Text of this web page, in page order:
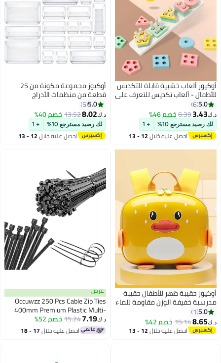
أوكيوز ألعاب خشبية قابلة للتكديس
للأطفال - ألعاب تكديس للتعرف على
الألوان والأشكال الهندسية | ألعاب
تعليمية لتنمية الطفولة المبكرة
للأطفال الصغار ومرحلة ما قبل
المدرسة
5.0
6
د.ك‏3.43
6.39خصم 46%
لك رصيد مسترجع 10% + 1
احصل عليه خلال 12 - 13
أوكيوز مجموعة مكونة من 25
قطعة من منظمات الأدراج
البلاستيكية الشفافة وحاويات
بلاستيكية لأدوات المطبخ وأدوات
المكياج
5.0
5
د.ك‏8.02
13.52خصم 40%
لك رصيد مسترجع 10% + 1
احصل عليه خلال 12 - 13
أوكيوز حقيبة ظهر للأطفال حقيبة
مدرسية خفيفة الوزن مقاومة للماء
على شكل بطة صفراء صغيرة
مناسبة للأطفال الذين يذهبون إلى
رياض الأطفال
5.0
1
د.ك‏8.65
15.14خصم 42%
احصل عليه خلال 12 - 13
عرض
Occuwzz 250 Pcs Cable Zip Ties
400mm Premium Plastic Multi-
Purpose Self-Locking Nylon Wire
Ties Tensile Strength for Indoor
and Outdoor
د.ك‏7.19
15.24خصم 52%
احصل عليه خلال 17 - 18